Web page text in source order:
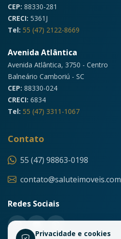
CEP: 88330-281
CRECI: 5361J
Tel: 55 (47) 2122-8669
Avenida Atlântica
Avenida Atlântica, 3750 - Centro
Balneário Camboriú - SC
CEP: 88330-024
CRECI: 6834
Tel: 55 (47) 3311-1067
Contato
55 (47) 98863-0198
contato@saluteimoveis.com
Redes Sociais
Privacidade e cookies